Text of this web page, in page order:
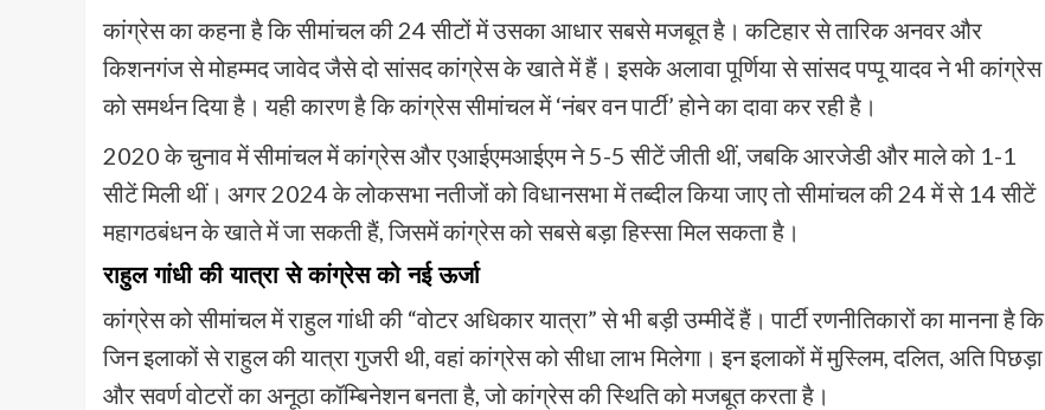
कांग्रेस का कहना है कि सीमांचल की 24 सीटों में उसका आधार सबसे मजबूत है। कटिहार से तारिक अनवर और
किशनगंज से मोहम्मद जावेद जैसे दो सांसद कांग्रेस के खाते में हैं। इसके अलावा पूर्णिया से सांसद पप्पू यादव ने भी कांग्रेस
को समर्थन दिया है। यही कारण है कि कांग्रेस सीमांचल में ‘नंबर वन पार्टी’ होने का दावा कर रही है।
2020 के चुनाव में सीमांचल में कांग्रेस और एआईएमआईएम ने 5-5 सीटें जीती थीं, जबकि आरजेडी और माले को 1-1
सीटें मिली थीं। अगर 2024 के लोकसभा नतीजों को विधानसभा में तब्दील किया जाए तो सीमांचल की 24 में से 14 सीटें
महागठबंधन के खाते में जा सकती हैं, जिसमें कांग्रेस को सबसे बड़ा हिस्सा मिल सकता है।
राहुल गांधी की यात्रा से कांग्रेस को नई ऊर्जा
कांग्रेस को सीमांचल में राहुल गांधी की “वोटर अधिकार यात्रा” से भी बड़ी उम्मीदें हैं। पार्टी रणनीतिकारों का मानना है कि
जिन इलाकों से राहुल की यात्रा गुजरी थी, वहां कांग्रेस को सीधा लाभ मिलेगा। इन इलाकों में मुस्लिम, दलित, अति पिछड़ा
और सवर्ण वोटरों का अनूठा कॉम्बिनेशन बनता है, जो कांग्रेस की स्थिति को मजबूत करता है।